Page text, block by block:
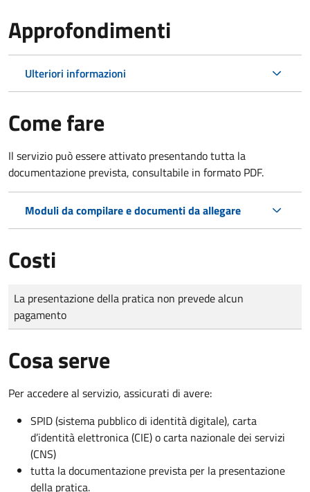
Approfondimenti
Ulteriori informazioni
Come fare
Il servizio può essere attivato presentando tutta la
documentazione prevista, consultabile in formato PDF.
Moduli da compilare e documenti da allegare
Costi
Tipo di pagamento
Importo
La presentazione della pratica non prevede alcun
pagamento
Cosa serve
Per accedere al servizio, assicurati di avere:
SPID (sistema pubblico di identità digitale), carta
d’identità elettronica (CIE) o carta nazionale dei servizi
(CNS)
tutta la documentazione prevista per la presentazione
della pratica.